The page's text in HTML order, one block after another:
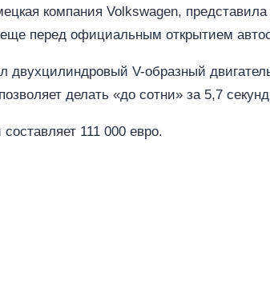
компания Volkswagen,
перед официальным открытием
двухцилиндровый V-образный
делать «до сотни» за 5,7
111 000 евро.